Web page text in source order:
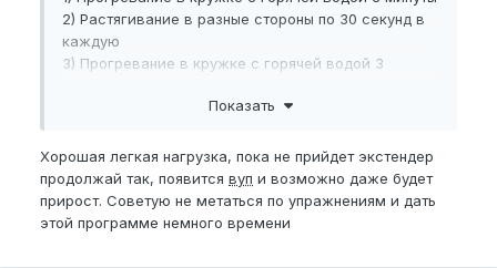
2) Растягивание в разные стороны по 30 секунд в
каждую
3) Прогревание в кружке с горячей водой 3
4) Растягивание в разные стороны по 30 секунд в
5) Прогревание в кружке с горячей водой 3
минуты
6) Джелк мокрый 3 минуты
7) Круговые вращения 1 минута
Показать
Хорошая легкая нагрузка, пока не прийдет экстендер
продолжай так, появится вуп и возможно даже будет
прирост. Советую не метаться по упражнениям и дать
этой программе немного времени